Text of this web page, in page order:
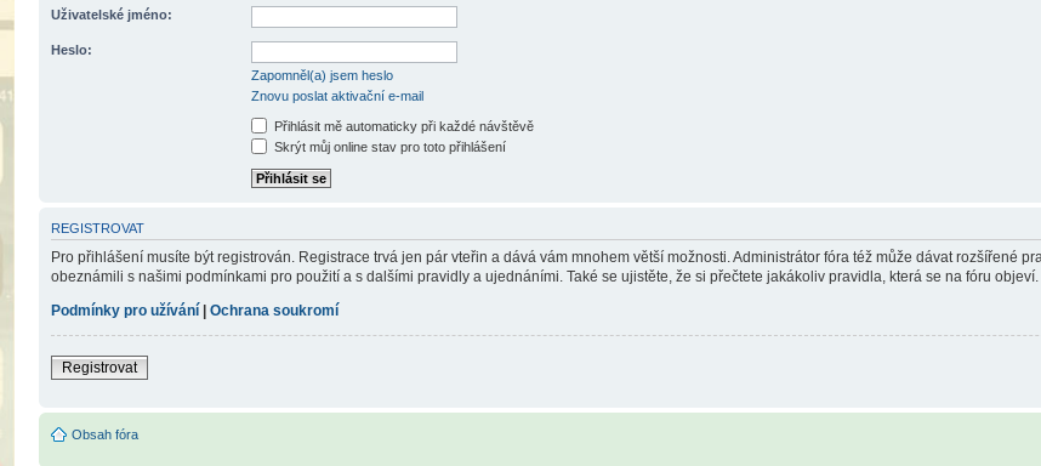
Uživatelské jméno:
Heslo:
Zapomněl(a) jsem heslo
Znovu poslat aktivační e-mail
Přihlásit mě automaticky při každé návštěvě
Skrýt můj online stav pro toto přihlášení
REGISTROVAT
Pro přihlášení musíte být registrován. Registrace trvá jen pár vteřin a dává vám mnohem větší možnosti. Administrátor fóra též může dávat rozšířené
obeznámili s našimi podmínkami pro použití a s dalšími pravidly a ujednáními. Také se ujistěte, že si přečtete jakákoliv pravidla, která se na fóru objeví.
Podmínky pro užívání | Ochrana soukromí
Registrovat
Obsah fóra